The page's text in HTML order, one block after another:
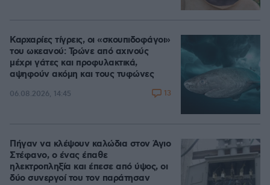
Καρχαρίες τίγρεις, οι «σκουπιδοφάγοι»
του ωκεανού: Τρώνε από αχινούς
μέχρι γάτες και προφυλακτικά,
αψηφούν ακόμη και τους τυφώνες
06.08.2026, 14:45 13
Πήγαν να κλέψουν καλώδια στον Άγιο
Στέφανο, ο ένας έπαθε
ηλεκτροπληξία και έπεσε από ύψος, οι
δύο συνεργοί του τον παράτησαν